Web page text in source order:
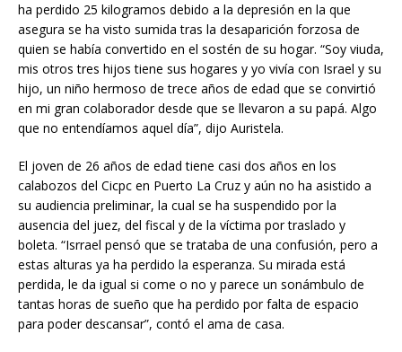
ha perdido 25 kilogramos debido a la depresión en la que
asegura se ha visto sumida tras la desaparición forzosa de
quien se había convertido en el sostén de su hogar. “Soy viuda,
mis otros tres hijos tiene sus hogares y yo vivía con Israel y su
hijo, un niño hermoso de trece años de edad que se convirtió
en mi gran colaborador desde que se llevaron a su papá. Algo
que no entendíamos aquel día”, dijo Auristela.
El joven de 26 años de edad tiene casi dos años en los
calabozos del Cicpc en Puerto La Cruz y aún no ha asistido a
su audiencia preliminar, la cual se ha suspendido por la
ausencia del juez, del fiscal y de la víctima por traslado y
boleta. “Isrrael pensó que se trataba de una confusión, pero a
estas alturas ya ha perdido la esperanza. Su mirada está
perdida, le da igual si come o no y parece un sonámbulo de
tantas horas de sueño que ha perdido por falta de espacio
para poder descansar”, contó el ama de casa.